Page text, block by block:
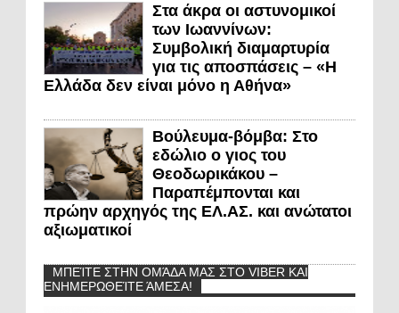
Στα άκρα οι αστυνομικοί
των Ιωαννίνων:
Συμβολική διαμαρτυρία
για τις αποσπάσεις – «Η
Ελλάδα δεν είναι μόνο η Αθήνα»
Βούλευμα-βόμβα: Στο
εδώλιο ο γιος του
Θεοδωρικάκου –
Παραπέμπονται και
πρώην αρχηγός της ΕΛ.ΑΣ. και ανώτατοι
αξιωματικοί
ΜΠΕΊΤΕ ΣΤΗΝ ΟΜΆΔΑ ΜΑΣ ΣΤΟ VIBER ΚΑΙ
ΕΝΗΜΕΡΩΘΕΊΤΕ ΆΜΕΣΑ!